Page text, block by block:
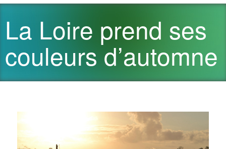
La Loire prend ses
couleurs d’automne